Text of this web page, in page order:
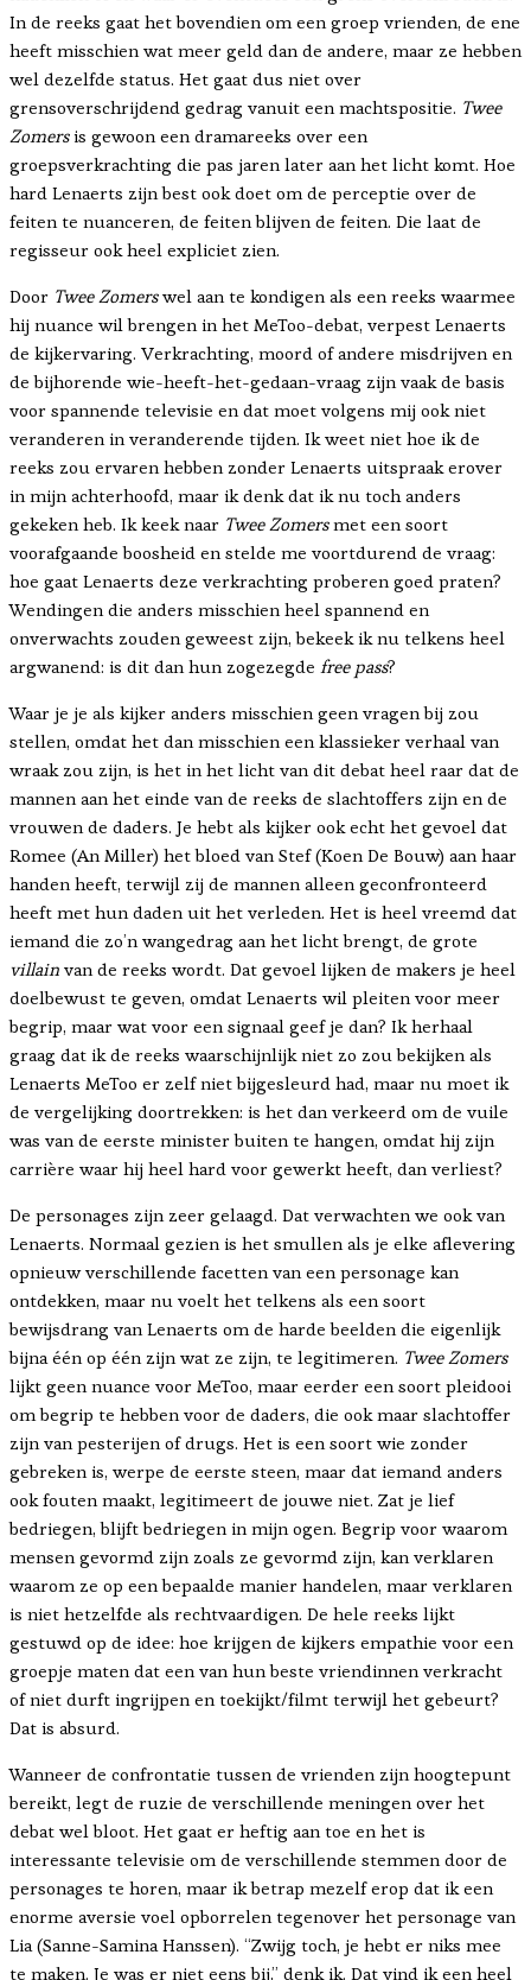
In de reeks gaat het bovendien om een groep vrienden, de ene
heeft misschien wat meer geld dan de andere, maar ze hebben
wel dezelfde status. Het gaat dus niet over
grensoverschrijdend gedrag vanuit een machtspositie. Twee
Zomersis gewoon een dramareeks over een
groepsverkrachting die pas jaren later aan het licht komt. Hoe
hard Lenaerts zijn best ook doet om de perceptie over de
feiten te nuanceren, de feiten blijven de feiten. Die laat de
regisseur ook heel expliciet zien.
Door Twee Zomerswel aan te kondigen als een reeks waarmee
hij nuance wil brengen in het MeToo-debat, verpest Lenaerts
de kijkervaring. Verkrachting, moord of andere misdrijven en
de bijhorende wie-heeft-het-gedaan-vraag zijn vaak de basis
voor spannende televisie en dat moet volgens mij ook niet
veranderen in veranderende tijden. Ik weet niet hoe ik de
reeks zou ervaren hebben zonder Lenaerts uitspraak erover
in mijn achterhoofd, maar ik denk dat ik nu toch anders
gekeken heb. Ik keek naar Twee Zomersmet een soort
voorafgaande boosheid en stelde me voortdurend de vraag:
hoe gaat Lenaerts deze verkrachting proberen goed praten?
Wendingen die anders misschien heel spannend en
onverwachts zouden geweest zijn, bekeek ik nu telkens heel
argwanend: is dit dan hun zogezegde free pass?
Waar je je als kijker anders misschien geen vragen bij zou
stellen, omdat het dan misschien een klassieker verhaal van
wraak zou zijn, is het in het licht van dit debat heel raar dat de
mannen aan het einde van de reeks de slachtoffers zijn en de
vrouwen de daders. Je hebt als kijker ook echt het gevoel dat
Romee (An Miller) het bloed van Stef (Koen De Bouw) aan haar
handen heeft, terwijl zij de mannen alleen geconfronteerd
heeft met hun daden uit het verleden. Het is heel vreemd dat
iemand die zo’n wangedrag aan het licht brengt, de grote
villain van de reeks wordt. Dat gevoel lijken de makers je heel
doelbewust te geven, omdat Lenaerts wil pleiten voor meer
begrip, maar wat voor een signaal geef je dan? Ik herhaal
graag dat ik de reeks waarschijnlijk niet zo zou bekijken als
Lenaerts MeToo er zelf niet bijgesleurd had, maar nu moet ik
de vergelijking doortrekken: is het dan verkeerd om de vuile
was van de eerste minister buiten te hangen, omdat hij zijn
carrière waar hij heel hard voor gewerkt heeft, dan verliest?
De personages zijn zeer gelaagd. Dat verwachten we ook van
Lenaerts. Normaal gezien is het smullen als je elke aflevering
opnieuw verschillende facetten van een personage kan
ontdekken, maar nu voelt het telkens als een soort
bewijsdrang van Lenaerts om de harde beelden die eigenlijk
bijna één op één zijn wat ze zijn, te legitimeren. Twee Zomers
lijkt geen nuance voor MeToo, maar eerder een soort pleidooi
om begrip te hebben voor de daders, die ook maar slachtoffer
zijn van pesterijen of drugs. Het is een soort wie zonder
gebreken is, werpe de eerste steen, maar dat iemand anders
ook fouten maakt, legitimeert de jouwe niet. Zat je lief
bedriegen, blijft bedriegen in mijn ogen. Begrip voor waarom
mensen gevormd zijn zoals ze gevormd zijn, kan verklaren
waarom ze op een bepaalde manier handelen, maar verklaren
is niet hetzelfde als rechtvaardigen. De hele reeks lijkt
gestuwd op de idee: hoe krijgen de kijkers empathie voor een
groepje maten dat een van hun beste vriendinnen verkracht
of niet durft ingrijpen en toekijkt/filmt terwijl het gebeurt?
Dat is absurd.
Wanneer de confrontatie tussen de vrienden zijn hoogtepunt
bereikt, legt de ruzie de verschillende meningen over het
debat wel bloot. Het gaat er heftig aan toe en het is
interessante televisie om de verschillende stemmen door de
personages te horen, maar ik betrap mezelf erop dat ik een
enorme aversie voel opborrelen tegenover het personage van
Lia (Sanne-Samina Hanssen). “Zwijg toch, je hebt er niks mee
te maken. Je was er niet eens bij,” denk ik. Dat vind ik een heel